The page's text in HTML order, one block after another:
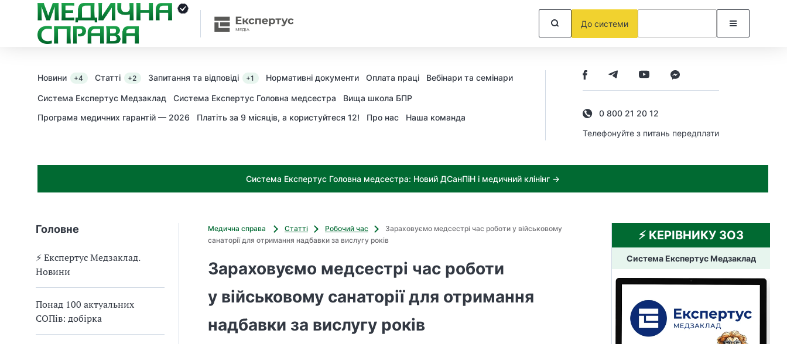
До системи
Новини +4 Статті +2 Запитання та відповіді +1 Нормативні документи Оплата праці Вебінари та семінари
Система Експертус Медзаклад Система Експертус Головна медсестра
Вища школа БПР
Програма медичних гарантій — 2026
Платіть за 9 місяців, а користуйтеся 12! Про нас Наша команда
0 800 21 20 12
Телефонуйте з питань передплати
Система Експертус Головна медсестра: Новий ДСанПіН і медичний клінінг →
Головне
⚡️ Експертус Медзаклад.
Новини
Понад 100 актуальних
СОПів: добірка
Медична справа Статті Робочий час
Зараховуємо медсестрі час роботи у військовому
санаторії для отримання надбавки за вислугу років
Зараховуємо медсестрі час роботи
у військовому санаторії для отримання
надбавки за вислугу років
⚡️ КЕРІВНИКУ ЗОЗ
Система Експертус Медзаклад